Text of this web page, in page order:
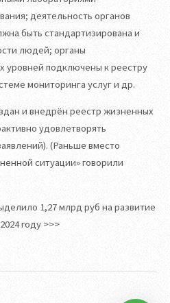
деятельность органов
быть стандартизирована и
людей; органы
уровней подключены к реестру
мониторинга услуг и др.
и внедрён реестр жизненных
удовлетворять
(Раньше вместо
ситуации» говорили
1,27 млрд руб на развитие
году >>>